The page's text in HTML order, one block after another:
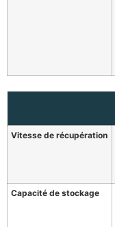
Vitesse de récupération
Capacité de stockage